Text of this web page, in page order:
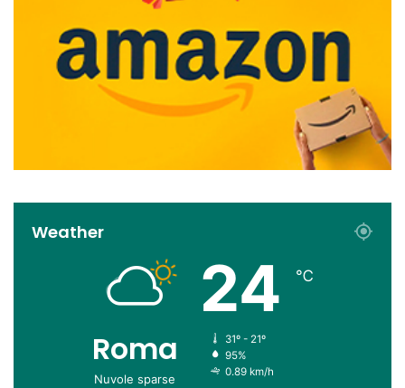
Weather
Roma
Nuvole sparse
24 ℃
31º - 21º
95%
0.89 km/h